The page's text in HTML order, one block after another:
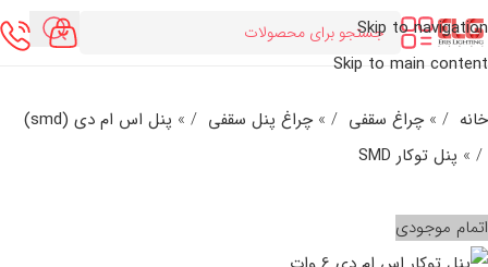
Skip to navigation
Skip to main content
خانه / چراغ سقفی / چراغ پنل سقفی /
پنل اس ام دی (smd)
/
پنل توکار SMD
اتمام موجودی